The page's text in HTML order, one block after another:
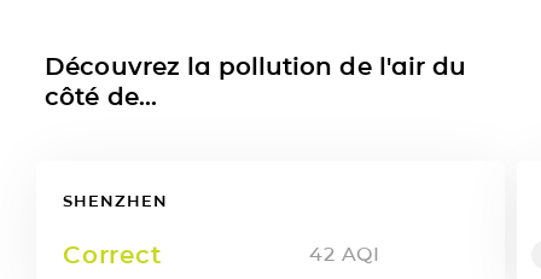
Découvrez la pollution de l'air du
côté de...
SHENZHEN
Correct 42 AQI